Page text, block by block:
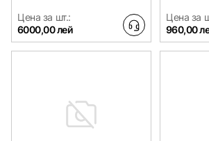
Цена за шт.:
6000,00 лей
Цена за
960,00